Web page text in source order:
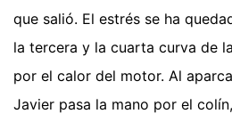
que salió. El estrés se ha
la tercera y la cuarta curva de
por el calor del motor. Al
Javier pasa la mano por el